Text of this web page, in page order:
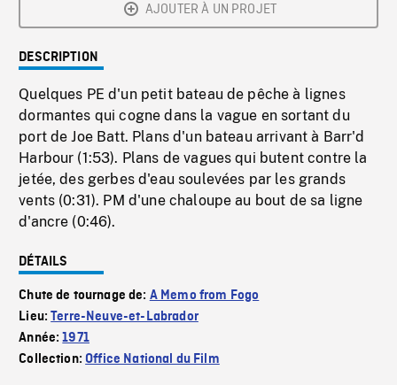
AJOUTER À UN PROJET
DESCRIPTION
Quelques PE d'un petit bateau de pêche à lignes
dormantes qui cogne dans la vague en sortant du
port de Joe Batt. Plans d'un bateau arrivant à Barr'd
Harbour (1:53). Plans de vagues qui butent contre la
jetée, des gerbes d'eau soulevées par les grands
vents (0:31). PM d'une chaloupe au bout de sa ligne
d'ancre (0:46).
DÉTAILS
Chute de tournage de: A Memo from Fogo
Lieu:Terre-Neuve-et-Labrador
Année:1971
Collection:Office National du Film